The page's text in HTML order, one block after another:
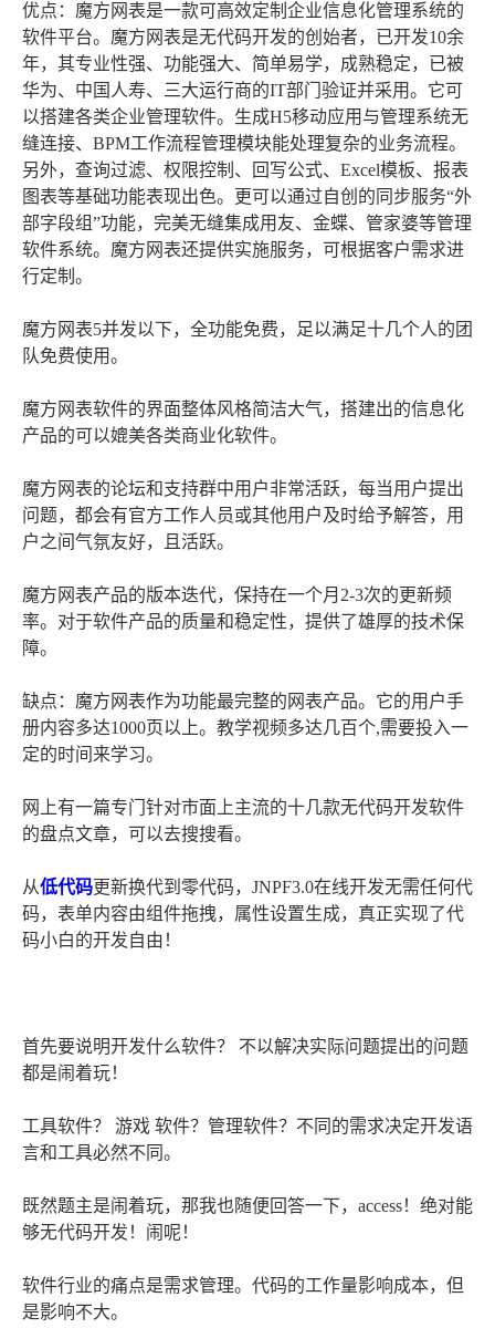
优点：魔方网表是一款可高效定制企业信息化管理系统的
软件平台。魔方网表是无代码开发的创始者，已开发10余
年，其专业性强、功能强大、简单易学，成熟稳定，已被
华为、中国人寿、三大运行商的IT部门验证并采用。它可
以搭建各类企业管理软件。生成H5移动应用与管理系统无
缝连接、BPM工作流程管理模块能处理复杂的业务流程。
另外，查询过滤、权限控制、回写公式、Excel模板、报表
图表等基础功能表现出色。更可以通过自创的同步服务“外
部字段组”功能，完美无缝集成用友、金蝶、管家婆等管理
软件系统。魔方网表还提供实施服务，可根据客户需求进
行定制。
魔方网表5并发以下，全功能免费，足以满足十几个人的团
队免费使用。
魔方网表软件的界面整体风格简洁大气，搭建出的信息化
产品的可以媲美各类商业化软件。
魔方网表的论坛和支持群中用户非常活跃，每当用户提出
问题，都会有官方工作人员或其他用户及时给予解答，用
户之间气氛友好，且活跃。
魔方网表产品的版本迭代，保持在一个月2-3次的更新频
率。对于软件产品的质量和稳定性，提供了雄厚的技术保
障。
缺点：魔方网表作为功能最完整的网表产品。它的用户手
册内容多达1000页以上。教学视频多达几百个,需要投入一
定的时间来学习。
网上有一篇专门针对市面上主流的十几款无代码开发软件
的盘点文章，可以去搜搜看。
从低代码更新换代到零代码，JNPF3.0在线开发无需任何代
码，表单内容由组件拖拽，属性设置生成，真正实现了代
码小白的开发自由！
首先要说明开发什么软件？ 不以解决实际问题提出的问题
都是闹着玩！
工具软件？ 游戏 软件？管理软件？不同的需求决定开发语
言和工具必然不同。
既然题主是闹着玩，那我也随便回答一下，access！绝对能
够无代码开发！闹呢！
软件行业的痛点是需求管理。代码的工作量影响成本，但
是影响不大。